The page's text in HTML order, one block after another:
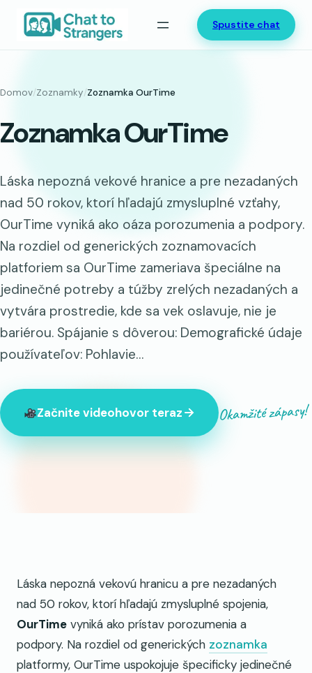
Prejsť
Spustite chat
Domov/Zoznamky/Zoznamka OurTime
Zoznamka OurTime
Láska nepozná vekové hranice a pre nezadaných
nad 50 rokov, ktorí hľadajú zmysluplné vzťahy,
OurTime vyniká ako oáza porozumenia a podpory.
Na rozdiel od generických zoznamovacích
platforiem sa OurTime zameriava špeciálne na
jedinečné potreby a túžby zrelých nezadaných a
vytvára prostredie, kde sa vek oslavuje, nie je
bariérou. Spájanie s dôverou: Demografické údaje
používateľov: Pohlavie…
Začnite videohovor teraz Okamžité zápasy!
Práve teraz je online 847 cudzincov
Láska nepozná vekovú hranicu a pre nezadaných
nad 50 rokov, ktorí hľadajú zmysluplné spojenia,
OurTime vyniká ako prístav porozumenia a
podpory. Na rozdiel od generických zoznamka
platformy, OurTime uspokojuje špecificky jedinečné